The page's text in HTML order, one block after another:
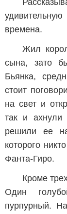
времена.
Жил
сына, зато
Бьянка,
стоит
на свет и
так и
решили ее
которого
Фанта-Гиро.
Кроме
Один
пурпурный.